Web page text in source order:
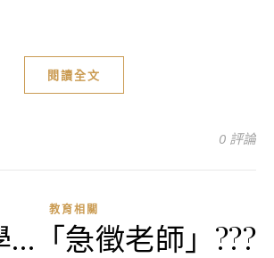
閱讀全文
0 評論
教育相關
…「急徵老師」???